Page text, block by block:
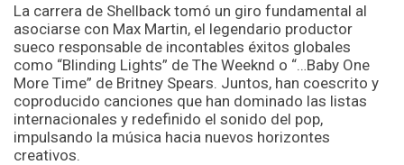
La carrera de Shellback tomó un giro fundamental al
asociarse con Max Martin, el legendario productor
sueco responsable de incontables éxitos globales
como “Blinding Lights” de The Weeknd o “…Baby One
More Time” de Britney Spears. Juntos, han coescrito y
coproducido canciones que han dominado las listas
internacionales y redefinido el sonido del pop,
impulsando la música hacia nuevos horizontes
creativos.